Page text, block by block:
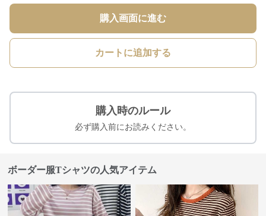
購入画面に進む
カートに追加する
購入時のルール
必ず購入前にお読みください。
ボーダー服Tシャツの人気アイテム